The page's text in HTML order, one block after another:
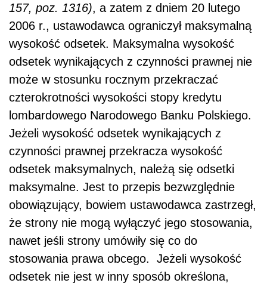
157, poz. 1316), a zatem z dniem 20 lutego
2006 r., ustawodawca ograniczył maksymalną
wysokość odsetek. Maksymalna wysokość
odsetek wynikających z czynności prawnej nie
może w stosunku rocznym przekraczać
czterokrotności wysokości stopy kredytu
lombardowego Narodowego Banku Polskiego.
Jeżeli wysokość odsetek wynikających z
czynności prawnej przekracza wysokość
odsetek maksymalnych, należą się odsetki
maksymalne. Jest to przepis bezwzględnie
obowiązujący, bowiem ustawodawca zastrzegł,
że strony nie mogą wyłączyć jego stosowania,
nawet jeśli strony umówiły się co do
stosowania prawa obcego. Jeżeli wysokość
odsetek nie jest w inny sposób określona,